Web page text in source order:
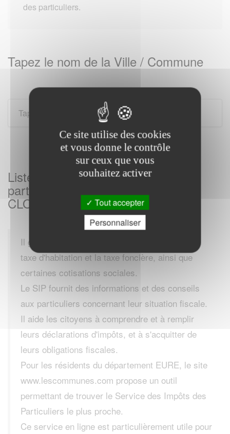
des particuliers.
Tapez le nom de la Ville / Commune
Listes des Services des impôts aux
particuliers sur FERRIERES HAUT
CLOCHER et sa region
Il gère également les impôts locaux, comme la
taxe d'habitation et la taxe foncière, ainsi que
certaines cotisations sociales.
Le SIP fournit des informations et des conseils
aux particuliers concernant leur situation fiscale.
Il aide les citoyens à comprendre et à remplir
leurs déclarations d'impôts, et à s'acquitter de
leurs obligations fiscales.
Pour les résidents du département EURE, le site
www.lescommunes.com propose un outil
permettant de trouver le Service des Impôts des
Particuliers le plus proche.
Ce service en ligne est particulièrement utile pour
Ce site utilise des cookies
et vous donne le contrôle
sur ceux que vous
souhaitez activer
Tout accepter
Personnaliser